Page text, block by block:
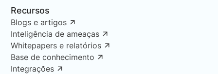
Recursos
Blogs e artigos
Inteligência de ameaças
Whitepapers e relatórios
Base de conhecimento
Integrações